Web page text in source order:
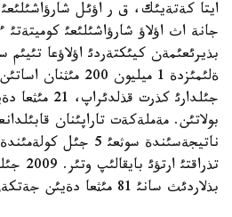
ايتا كةتةيئك، ق ر اؤئل
بذيرئعئمةن كيئكتةردئ اؤلاؤعا تئيئم
ةلئمئزدة 1 ميليون
جئلدارئ كذرت
بولاتئن. مةملةكةت تاراپئنان
ناتيجةسئندة سوثعئ 5
بذلاردئث سانئ 81 مئثعا دةيئن جةتكةن.